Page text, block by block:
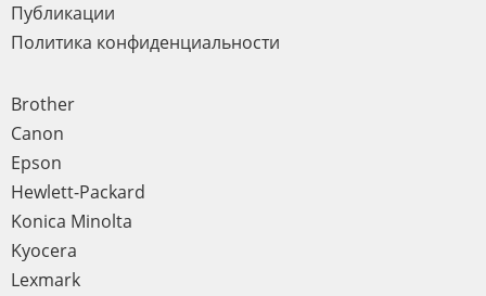
Публикации
Политика конфиденциальности
Brother
Canon
Epson
Hewlett-Packard
Konica Minolta
Kyocera
Lexmark